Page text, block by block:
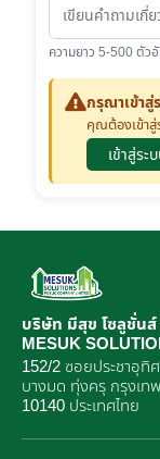
ความยาว 5-500 ตัว
กรุณาเข้าสู่
คุณต้องเข้าสู่
เข้าสู่ระ
บริษัท มีสุข โซลูชั่น
MESUK
152/2 ซอยประชาอุทิ
บางมด ทุ่งครุ กรุงเทพ
10140 ประเทศไทย